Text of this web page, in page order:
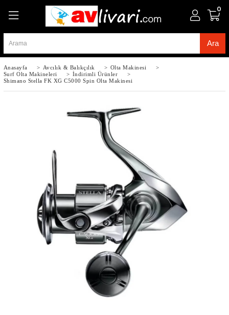
0
Anasayfa > Avcılık & Balıkçılık > Olta Makinesi
>
Surf Olta Makineleri
> İndirimli Ürünler
>
Shimano Stella FK XG C5000 Spin Olta Makinesi